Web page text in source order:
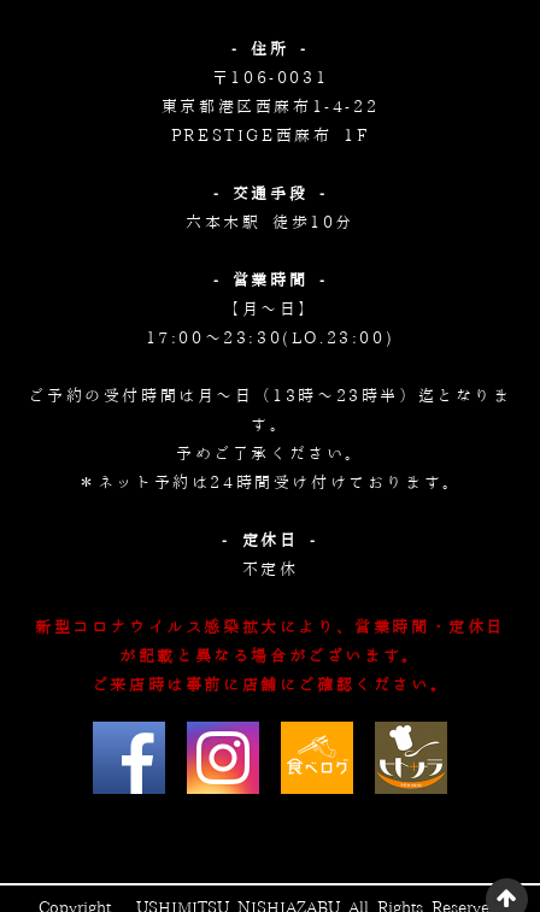
- 住所 -
〒106-0031
東京都港区西麻布1-4-22
PRESTIGE西麻布 1F
- 交通手段 -
六本木駅 徒歩10分
- 営業時間 -
【月～日】
17:00～23:30(LO.23:00)
ご予約の受付時間は月～日（13時～23時半）迄となりま
す。
予めご了承ください。
＊ネット予約は24時間受け付けております。
- 定休日 -
不定休
新型コロナウイルス感染拡大により、営業時間・定休日
が記載と異なる場合がございます。
ご来店時は事前に店舗にご確認ください。
Copyright © USHIMITSU NISHIAZABU All Rights Reserved.